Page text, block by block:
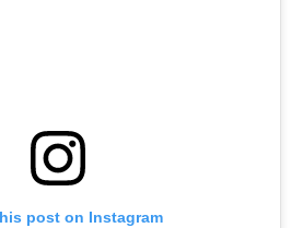
post on Instagram